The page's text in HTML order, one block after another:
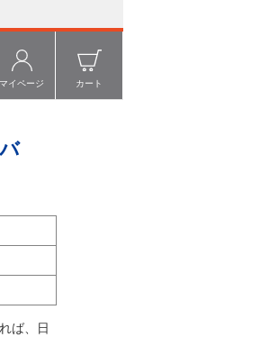
マイページ カート
ば、日